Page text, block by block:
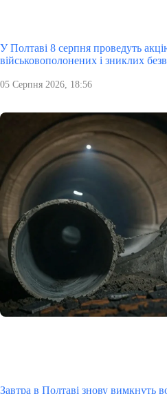
У Полтаві 8 серпня проведуть
військовополонених і зниклих
05 Серпня 2026, 18:56
Завтра в Полтаві знову вимкнуть